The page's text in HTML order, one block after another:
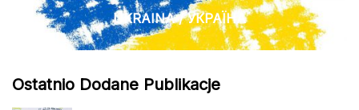
UKRAINA / УКРАЇНА
Ostatnio Dodane Publikacje